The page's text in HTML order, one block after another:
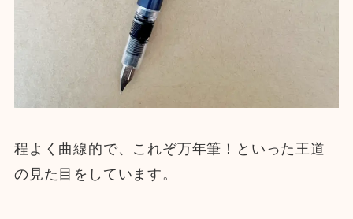
程よく曲線的で、これぞ万年筆！といった王道
の見た目をしています。